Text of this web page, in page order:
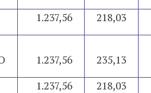
1.237,56 218,03
1.237,56 235,13
1.237,56 218,03